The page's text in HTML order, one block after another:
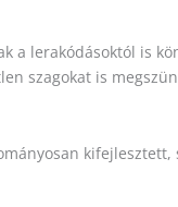
a lerakódásoktól is
szagokat is